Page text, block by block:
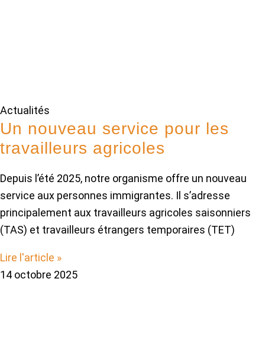
Actualités
Un nouveau service pour les
travailleurs agricoles
Depuis l’été 2025, notre organisme offre un nouveau
service aux personnes immigrantes. Il s’adresse
principalement aux travailleurs agricoles saisonniers
(TAS) et travailleurs étrangers temporaires (TET)
Lire l'article »
14 octobre 2025